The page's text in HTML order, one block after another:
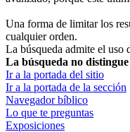
Una forma de limitar los
cualquier orden.
La búsqueda admite el uso
La búsqueda no distingue
Ir a la portada del sitio
Ir a la portada de la sección
Navegador bíblico
Lo que te preguntas
Exposiciones